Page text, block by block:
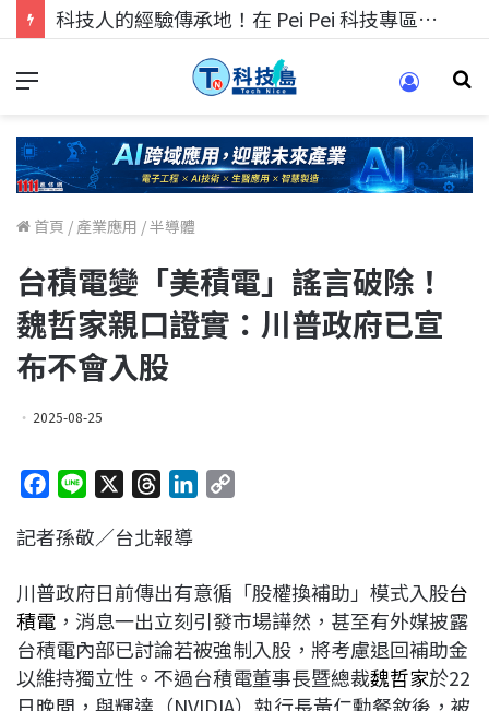
科技人的經驗傳承地！在 Pei Pei 科技專區，與學弟妹交流最硬核的技術
首頁 / 產業應用 /半導體
台積電變「美積電」謠言破除！
魏哲家親口證實：川普政府已宣
布不會入股
2025-08-25
c
b
o
o
k
n
r
a
d
s
e
d
I
n
i
n
k
記者孫敬／台北報導
川普政府日前傳出有意循「股權換補助」模式入股台
積電 ，消息一出立刻引發市場譁然，甚至有外媒披露
台積電內部已討論若被強制入股，將考慮退回補助金
以維持獨立性。不過台積電董事長暨總裁魏哲家於22
日晚間，與輝達（NVIDIA）執行長黃仁勳餐敘後，被